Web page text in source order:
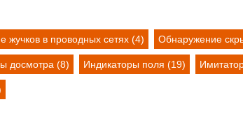
жучков в проводных сетях (4) Обнаружение
досмотра (8) Индикаторы поля (19)